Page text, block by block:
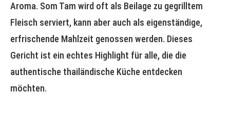
Aroma. Som Tam wird oft als Beilage zu gegrilltem
Fleisch serviert, kann aber auch als eigenständige,
erfrischende Mahlzeit genossen werden. Dieses
Gericht ist ein echtes Highlight für alle, die die
authentische thailändische Küche entdecken
möchten.